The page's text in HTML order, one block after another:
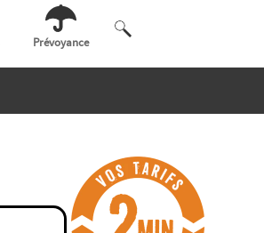
Prévoyance